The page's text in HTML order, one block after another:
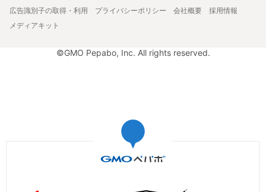
広告識別子の取得・利用
プライバシーポリシー 会社概要
採用情報
メディアキット
©GMO Pepabo, Inc. All rights reserved.